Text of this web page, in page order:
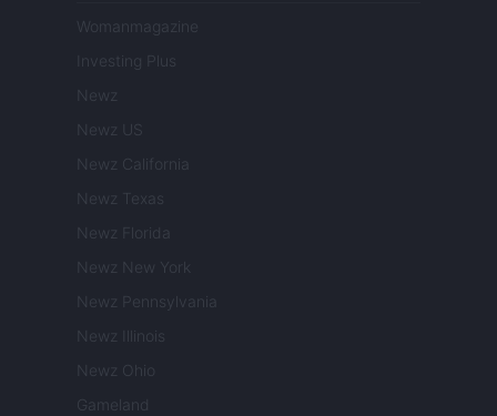
Womanmagazine
Investing Plus
Newz
Newz US
Newz California
Newz Texas
Newz Florida
Newz New York
Newz Pennsylvania
Newz Illinois
Newz Ohio
Gameland